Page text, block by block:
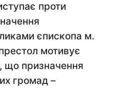
проти
єпископа м.
мотивує
що призначення
громад –